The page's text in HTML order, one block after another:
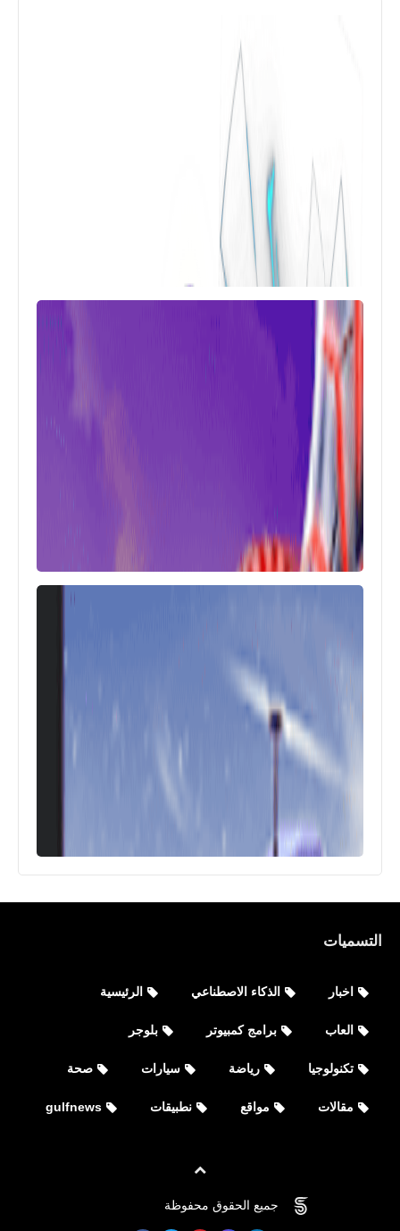
KakaoTalk للأيفون والأندرويد APK
التسميات
اخبار الذكاء الاصطناعي الرئيسية
العاب برامج كمبيوتر بلوجر
تكنولوجيا رياضة سيارات صحة
مقالات مواقع نطبيقات gulfnews
جميع الحقوق محفوظة